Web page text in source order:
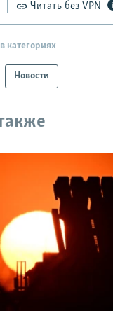
Читать без VPN
категориях
Новости